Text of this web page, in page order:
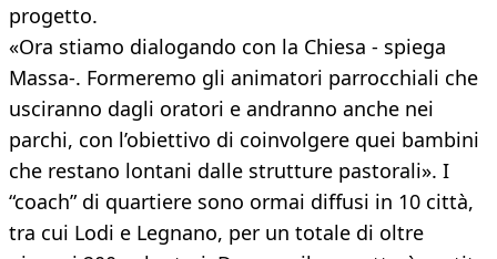
progetto.
«Ora stiamo dialogando con la Chiesa - spiega
Massa-. Formeremo gli animatori parrocchiali che
usciranno dagli oratori e andranno anche nei
parchi, con l’obiettivo di coinvolgere quei bambini
che restano lontani dalle strutture pastorali». I
“coach” di quartiere sono ormai diffusi in 10 città,
tra cui Lodi e Legnano, per un totale di oltre